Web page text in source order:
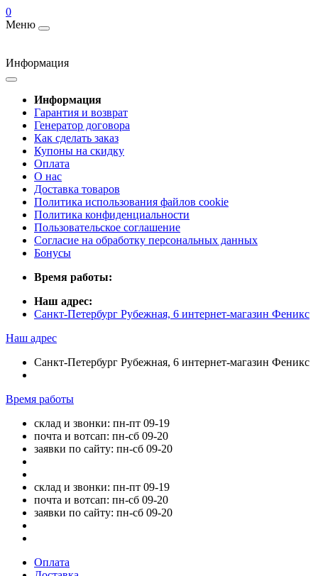
0
Меню
Информация
Информация
Гарантия и возврат
Генератор договора
Как сделать заказ
Купоны на скидку
Оплата
О нас
Доставка товаров
Политика использования файлов cookie
Политика конфиденциальности
Пользовательское соглашение
Согласие на обработку персональных данных
Бонусы
Время работы:
Наш адрес:
Санкт-Петербург Рубежная, 6 интернет-магазин Феникс
Наш адрес
Санкт-Петербург Рубежная, 6 интернет-магазин Феникс
Время работы
склад и звонки: пн-пт 09-19
почта и вотсап: пн-сб 09-20
заявки по сайту: пн-сб 09-20
склад и звонки: пн-пт 09-19
почта и вотсап: пн-сб 09-20
заявки по сайту: пн-сб 09-20
Оплата